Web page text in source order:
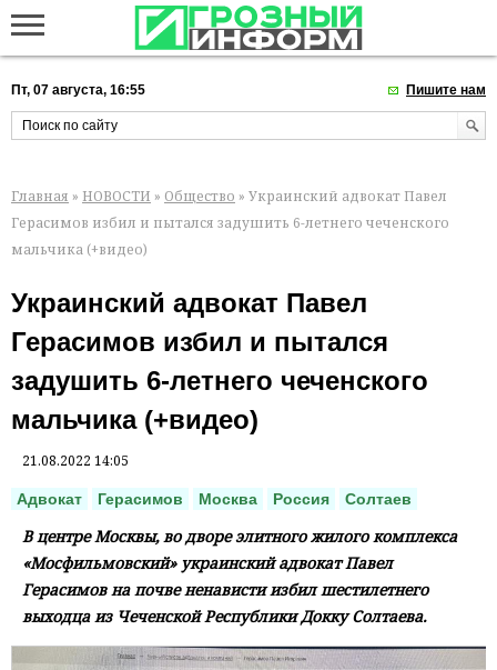
Пт, 07 августа, 16:55 Пишите нам
Главная » НОВОСТИ » Общество » Украинский адвокат Павел
Герасимов избил и пытался задушить 6-летнего чеченского
мальчика (+видео)
Украинский адвокат Павел
Герасимов избил и пытался
задушить 6-летнего чеченского
мальчика (+видео)
21.08.2022 14:05
Адвокат Герасимов Москва Россия Солтаев
В центре Москвы, во дворе элитного жилого комплекса
«Мосфильмовский» украинский адвокат Павел
Герасимов на почве ненависти избил шестилетнего
выходца из Чеченской Республики Докку Солтаева.